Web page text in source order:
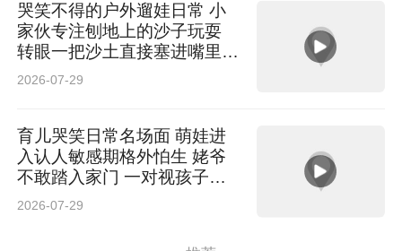
哭笑不得的户外遛娃日常 小
家伙专注刨地上的沙子玩耍
转眼一把沙土直接塞进嘴里品
尝 网友：主打一个万物皆可
2026-07-29
育儿哭笑日常名场面 萌娃进
入认人敏感期格外怕生 姥爷
不敢踏入家门 一对视孩子就
哭 网友：隔辈亲败给了认生
2026-07-29